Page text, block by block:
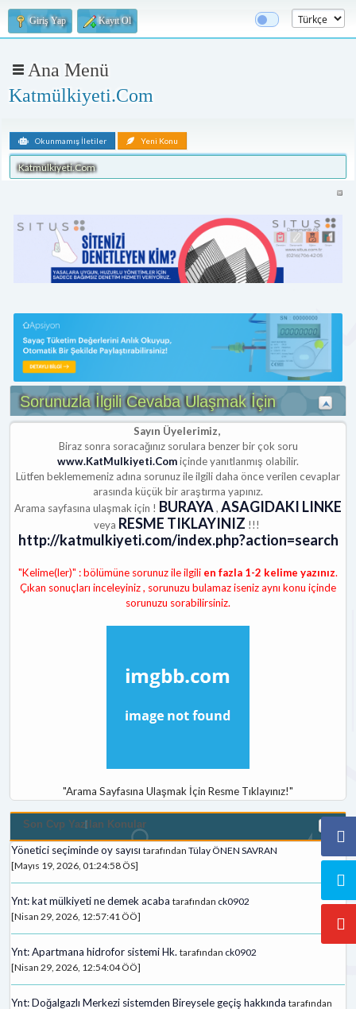
Giriş Yap Kayıt Ol
Ana Menü
Katmülkiyeti.Com
Okunmamış İletiler Yeni Konu
Katmülkiyeti.Com
Sorunuzla İlgili Cevaba Ulaşmak İçin
Sayın Üyelerimiz,
Biraz sonra soracağınız sorulara benzer bir çok soru
www.KatMulkiyeti.Comiçinde yanıtlanmış olabilir.
Lütfen beklememeniz adına sorunuz ile ilgili daha önce verilen cevaplar
arasında küçük bir araştırma yapınız.
Arama sayfasına ulaşmak için ! BURAYA, ASAGIDAKI LINKE
veya RESME TIKLAYINIZ !!!
http://katmulkiyeti.com/index.php?action=search
"Kelime(ler)" : bölümüne sorunuz ile ilgili en fazla 1-2 kelime yazınız.
Çıkan sonuçları inceleyiniz , sorunuzu bulamaz iseniz aynı konu içinde
sorunuzu sorabilirsiniz.
"Arama Sayfasına Ulaşmak İçin Resme Tıklayınız!"
Son Cvp Yazilan Konular
Yönetici seçiminde oy sayısı tarafından Tülay ÖNEN SAVRAN
[Mayıs 19, 2026, 01:24:58 ÖS]
Ynt: kat mülkiyeti ne demek acaba tarafından ck0902
[Nisan 29, 2026, 12:57:41 ÖÖ]
Ynt: Apartmana hidrofor sistemi Hk. tarafından ck0902
[Nisan 29, 2026, 12:54:04 ÖÖ]
Ynt: Doğalgazlı Merkezi sistemden Bireysele geçiş hakkında tarafından